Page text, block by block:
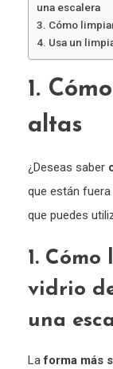
una escalera
3. Cómo
4. Usa un
1.
altas
¿Deseas saber
que están
que puedes
1.
vidrio
una
Laforma más